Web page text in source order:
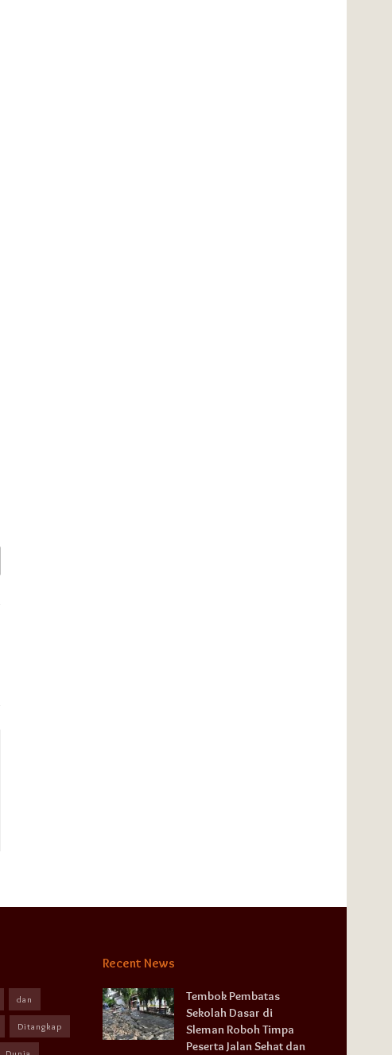
dan
Ditangkap
Recent News
Tembok Pembatas
Sekolah Dasar di
Sleman Roboh Timpa
Peserta Jalan Sehat dan